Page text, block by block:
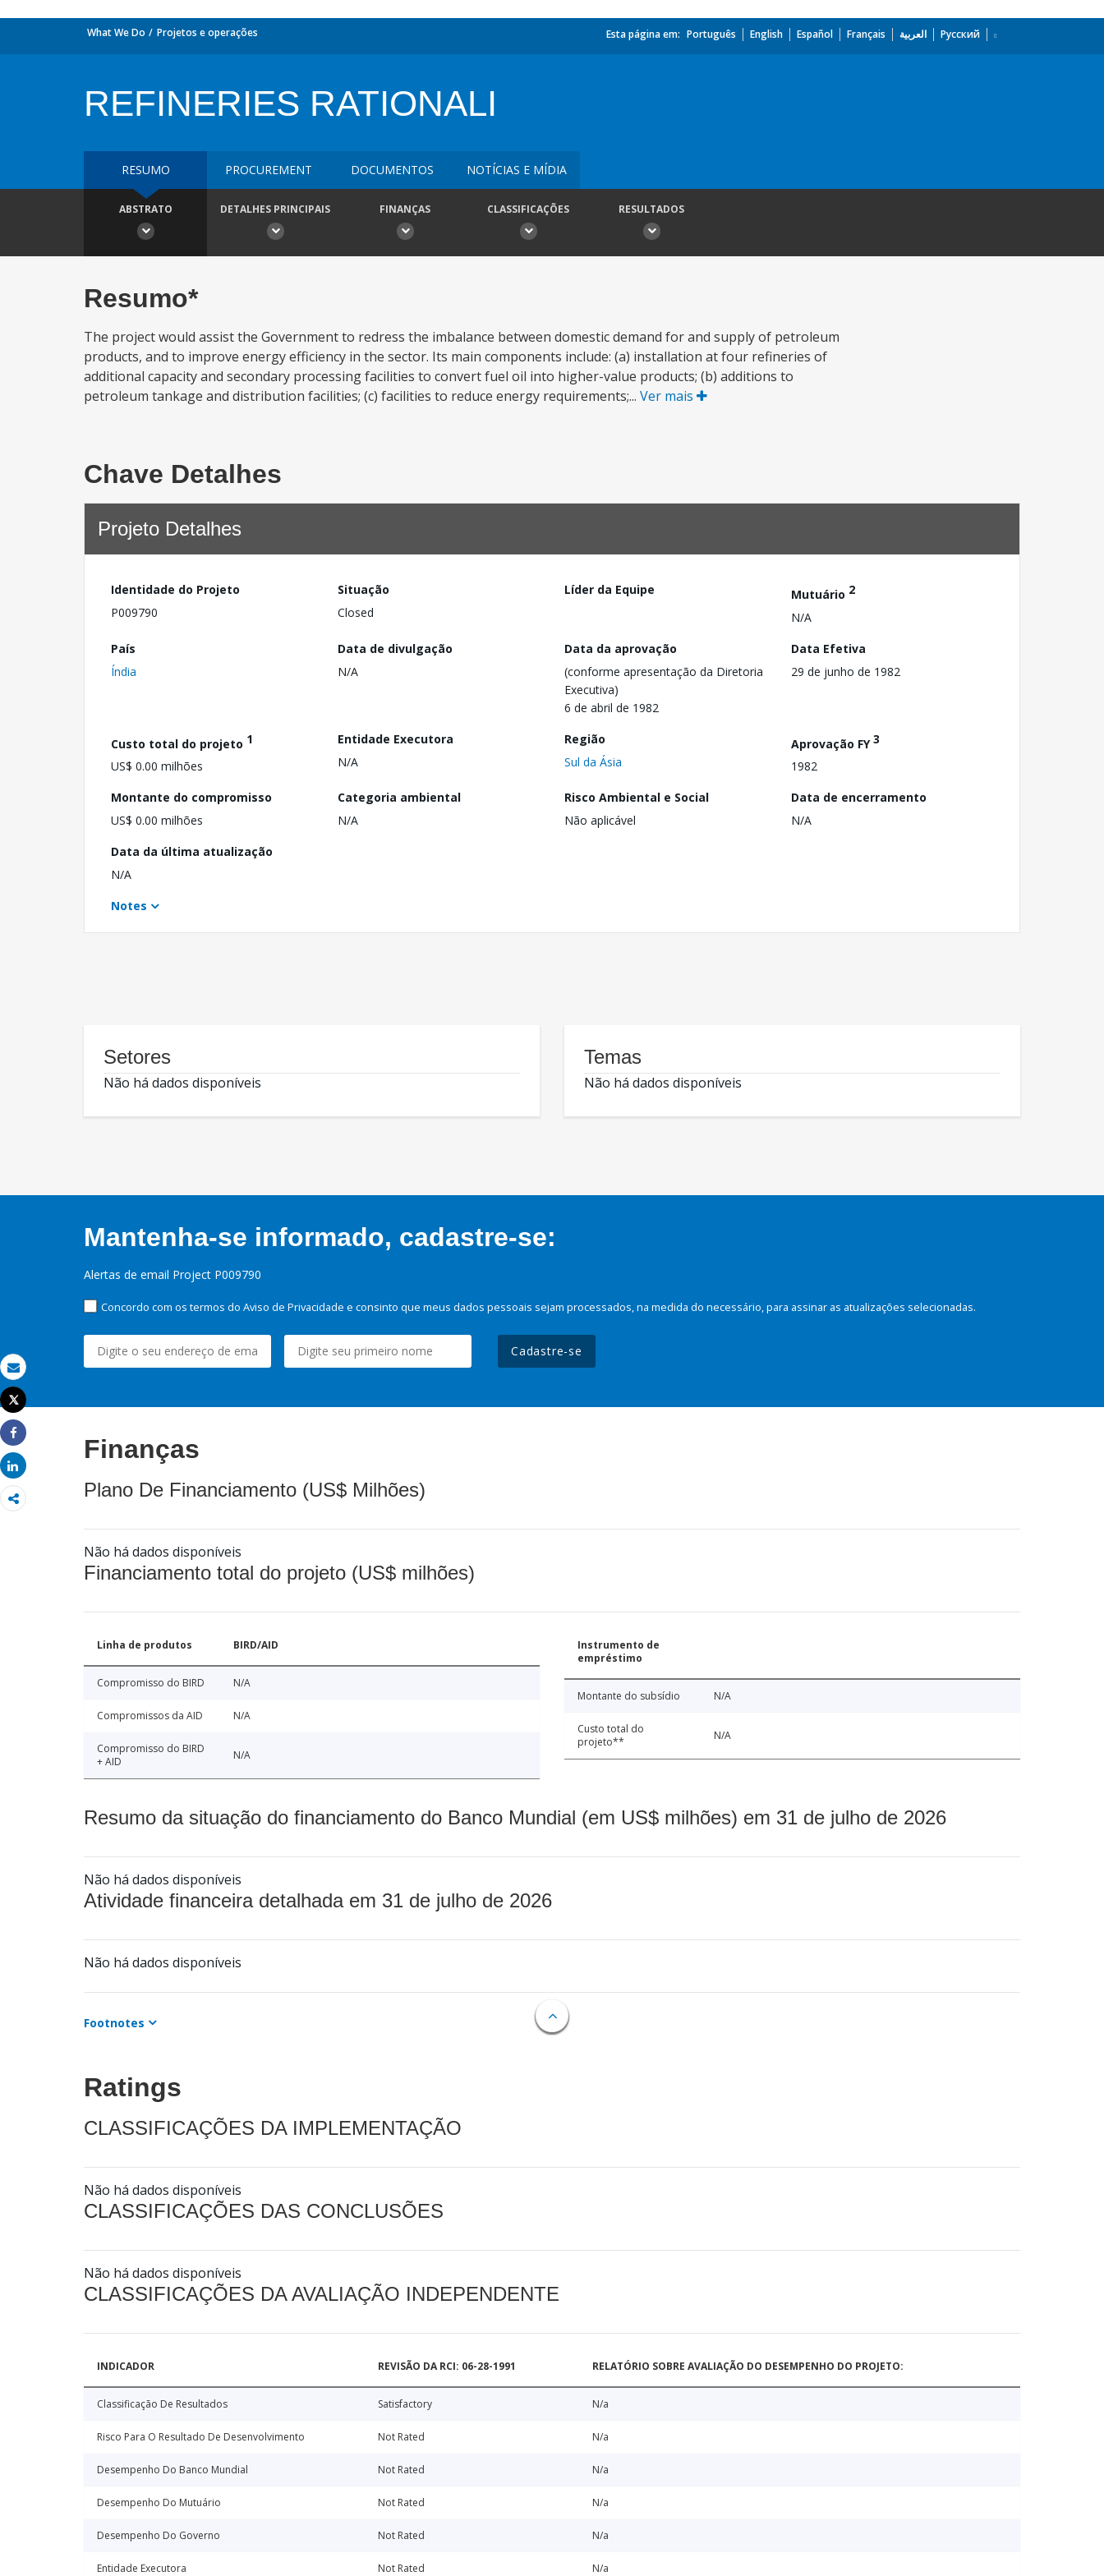
Email
Imprimir
Tweet
Share
Share
What We Do Projetos e operações Esta página em: Português English Español Français العربية Русский
REFINERIES RATIONALI
RESUMO PROCUREMENT DOCUMENTOS NOTÍCIAS E MÍDIA
ABSTRATO DETALHES PRINCIPAIS FINANÇAS CLASSIFICAÇÕES RESULTADOS
Resumo*
The project would assist the Government to redress the imbalance between domestic demand for and supply of petroleum
products, and to improve energy efficiency in the sector. Its main components include: (a) installation at four refineries of
additional capacity and secondary processing facilities to convert fuel oil into higher-value products; (b) additions to
petroleum tankage and distribution facilities; (c) facilities to reduce energy requirements;... Ver mais
Chave Detalhes
Projeto Detalhes
Identidade do Projeto
P009790
Situação
Closed
Líder da Equipe Mutuário 2
N/A
País
Índia
Data de divulgação
N/A
Data da aprovação
(conforme apresentação da Diretoria
Executiva)
6 de abril de 1982
Data Efetiva
29 de junho de 1982
Custo total do projeto 1
US$ 0.00 milhões
Entidade Executora
N/A
Região
Sul da Ásia
Aprovação FY3
1982
Montante do compromisso
US$ 0.00 milhões
Categoria ambiental
N/A
Risco Ambiental e Social
Não aplicável
Data de encerramento
N/A
Data da última atualização
N/A
Notes
Setores
Não há dados disponíveis
Temas
Não há dados disponíveis
Mantenha-se informado, cadastre-se:
Alertas de email Project P009790
Concordo com os termos do Aviso de Privacidade e consinto que meus dados pessoais sejam processados, na medida do necessário, para assinar as atualizações selecionadas.
Cadastre-se
Finanças
Plano De Financiamento (US$ Milhões)
Não há dados disponíveis
Financiamento total do projeto (US$ milhões)
Linha de produtos BIRD/AID
Compromisso do BIRD N/A
Compromissos da AID N/A
Compromisso do BIRD
+ AID
N/A
Instrumento de
empréstimo
Montante do subsídio N/A
Custo total do
projeto**
N/A
Resumo da situação do financiamento do Banco Mundial (em US$ milhões) em 31 de julho de 2026
Não há dados disponíveis
Atividade financeira detalhada em 31 de julho de 2026
Não há dados disponíveis
Footnotes
Ratings
CLASSIFICAÇÕES DA IMPLEMENTAÇÃO
Não há dados disponíveis
CLASSIFICAÇÕES DAS CONCLUSÕES
Não há dados disponíveis
CLASSIFICAÇÕES DA AVALIAÇÃO INDEPENDENTE
INDICADOR REVISÃO DA RCI: 06-28-1991 RELATÓRIO SOBRE AVALIAÇÃO DO DESEMPENHO DO PROJETO:
Classificação De Resultados Satisfactory N/a
Risco Para O Resultado De Desenvolvimento Not Rated N/a
Desempenho Do Banco Mundial Not Rated N/a
Desempenho Do Mutuário Not Rated N/a
Desempenho Do Governo Not Rated N/a
Entidade Executora Not Rated N/a